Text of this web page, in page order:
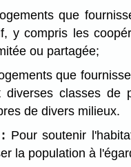
que
y compris les
ou partagée;
que
diverses classes de
de divers milieux.
Pour soutenir
la population à